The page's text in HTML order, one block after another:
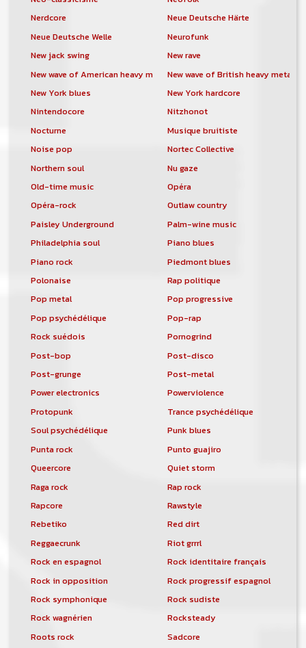
Nerdcore
Neue Deutsche Härte
Neue Deutsche Welle
Neurofunk
New jack swing
New rave
New wave of American heavy metalNew wave of British heavy metal
New York blues
New York hardcore
Nintendocore
Nitzhonot
Nocturne
Musique bruitiste
Noise pop
Nortec Collective
Northern soul
Nu gaze
Old-time music
Opéra
Opéra-rock
Outlaw country
Paisley Underground
Palm-wine music
Philadelphia soul
Piano blues
Piano rock
Piedmont blues
Polonaise
Rap politique
Pop metal
Pop progressive
Pop psychédélique
Pop-rap
Rock suédois
Pornogrind
Post-bop
Post-disco
Post-grunge
Post-metal
Power electronics
Powerviolence
Protopunk
Trance psychédélique
Soul psychédélique
Punk blues
Punta rock
Punto guajiro
Queercore
Quiet storm
Raga rock
Rap rock
Rapcore
Rawstyle
Rebetiko
Red dirt
Reggaecrunk
Riot grrrl
Rock en espagnol
Rock identitaire français
Rock in opposition
Rock progressif espagnol
Rock symphonique
Rock sudiste
Rock wagnérien
Rocksteady
Roots rock
Sadcore